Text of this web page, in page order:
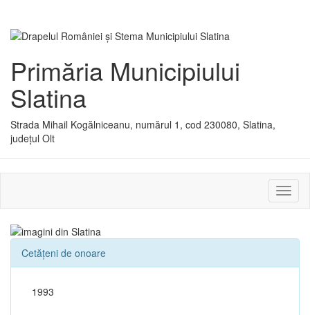
Primăria Municipiului
Slatina
Strada Mihail Kogălniceanu, numărul 1, cod 230080, Slatina,
județul Olt
sau
Cetățeni de onoare
1993